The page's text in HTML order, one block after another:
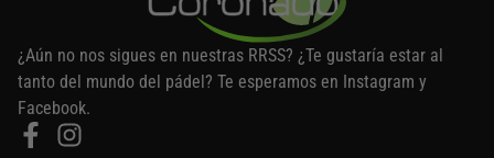
¿Aún no nos sigues en nuestras RRSS? ¿Te gustaría estar al
tanto del mundo del pádel? Te esperamos en Instagram y
Facebook.